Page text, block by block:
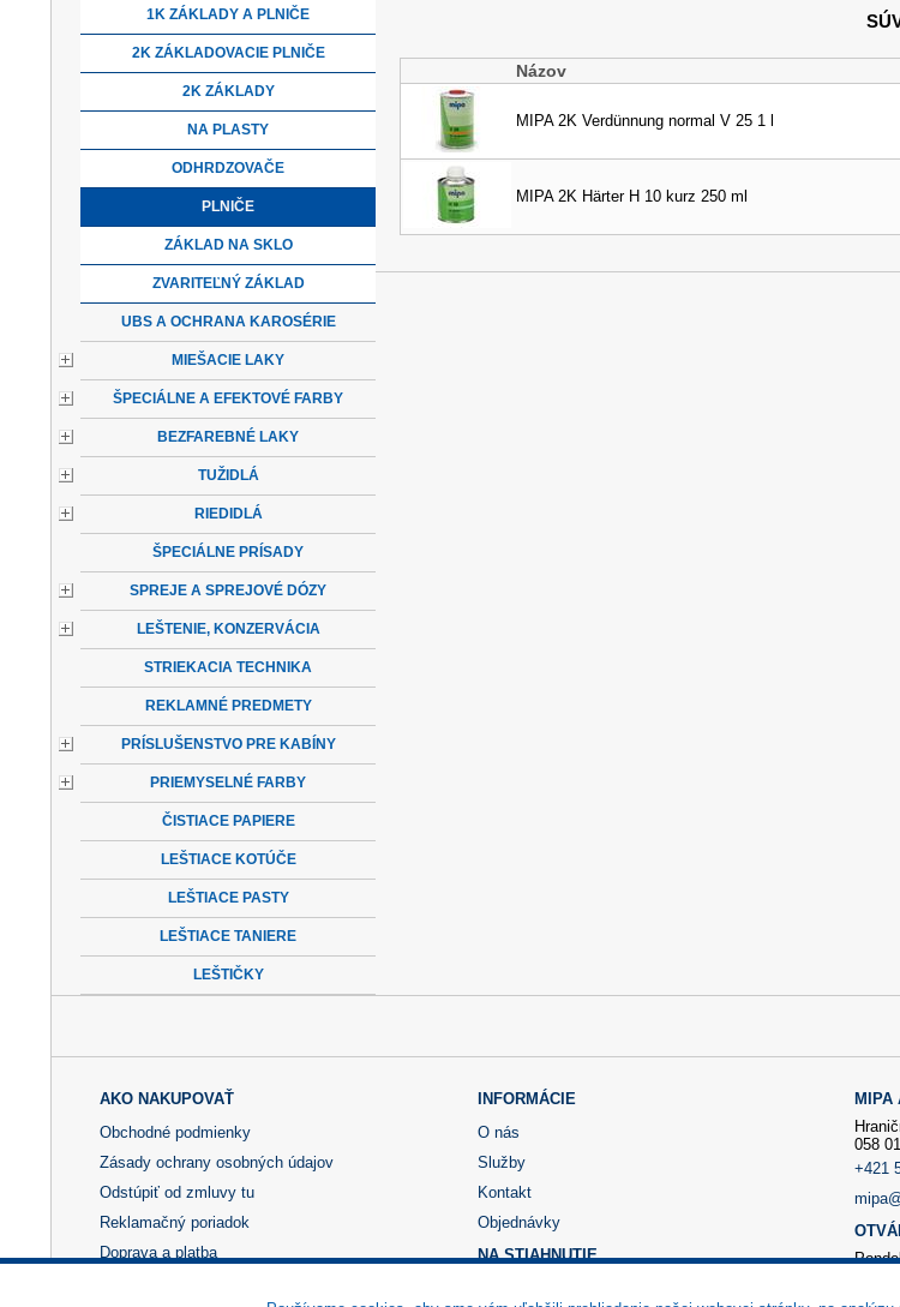
1K ZÁKLADY A PLNIČE
2K ZÁKLADOVACIE PLNIČE
2K ZÁKLADY
NA PLASTY
ODHRDZOVAČE
PLNIČE
ZÁKLAD NA SKLO
ZVARITEĽNÝ ZÁKLAD
UBS A OCHRANA KAROSÉRIE
MIEŠACIE LAKY
ŠPECIÁLNE A EFEKTOVÉ FARBY
BEZFAREBNÉ LAKY
TUŽIDLÁ
RIEDIDLÁ
ŠPECIÁLNE PRÍSADY
SPREJE A SPREJOVÉ DÓZY
LEŠTENIE, KONZERVÁCIA
STRIEKACIA TECHNIKA
REKLAMNÉ PREDMETY
PRÍSLUŠENSTVO PRE KABÍNY
PRIEMYSELNÉ FARBY
ČISTIACE PAPIERE
LEŠTIACE KOTÚČE
LEŠTIACE PASTY
LEŠTIACE TANIERE
LEŠTIČKY
Názov
MIPA 2K Verdünnung normal V 25 1 l
MIPA 2K Härter H 10 kurz 250 ml
AKO NAKUPOVAŤ
Obchodné podmienky
Zásady ochrany osobných údajov
Odstúpiť od zmluvy tu
Reklamačný poriadok
Doprava a platba
INFORMÁCIE
O nás
Služby
Kontakt
Objednávky
NA STIAHNUTIE
MIPA
058
+421